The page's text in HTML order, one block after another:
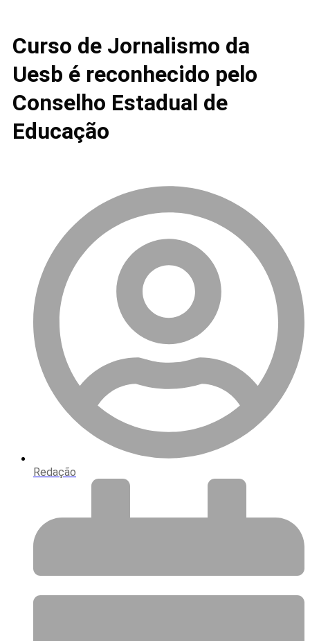
Curso de Jornalismo da
Uesb é reconhecido pelo
Conselho Estadual de
Educação
Redação